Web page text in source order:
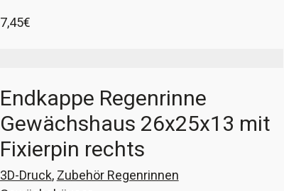
7,45€
etwa 16mm hoch ist, dann passen diese Kappen
perfekt. Wenn nicht, gebt mir die Maße eurer
Rinne und ich fertige passende Endkappen an!
In den Warenkorb
Endkappe Regenrinne
Gewächshaus 26x25x13 mit
Fixierpin rechts
3D-Druck, Zubehör Regenrinnen